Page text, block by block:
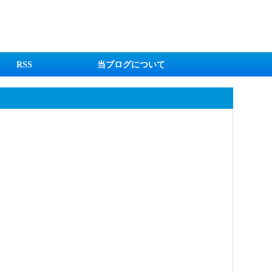
RSS 当ブログについて